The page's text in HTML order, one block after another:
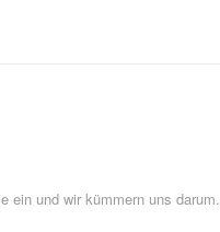
ein und wir kümmern uns darum.